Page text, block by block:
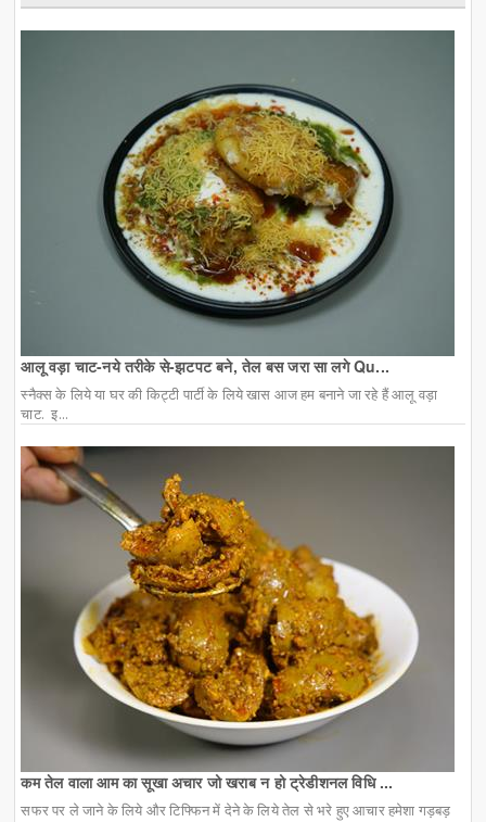
आलू वड़ा चाट-नये तरीके से-झटपट बने, तेल बस जरा सा लगे Qu...
स्नैक्स के लिये या घर की किट्टी पार्टी के लिये खास आज हम बनाने जा रहे हैं आलू वड़ा
चाट. इ...
कम तेल वाला आम का सूखा अचार जो खराब न हो ट्रेडीशनल विधि ...
सफर पर ले जाने के लिये और टिफ्फिन में देने के लिये तेल से भरे हुए आचार हमेशा गड़बड़